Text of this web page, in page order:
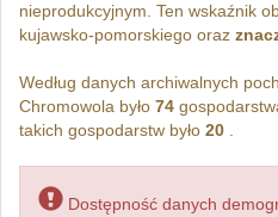
nieprodukcyjnym. Ten wskaźnik
kujawsko-pomorskiego oraz
Według danych archiwalnych
Chromowola było 74
takich gospodarstw było 20.
Dostępność danych